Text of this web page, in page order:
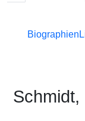
Biographien
Schmidt,